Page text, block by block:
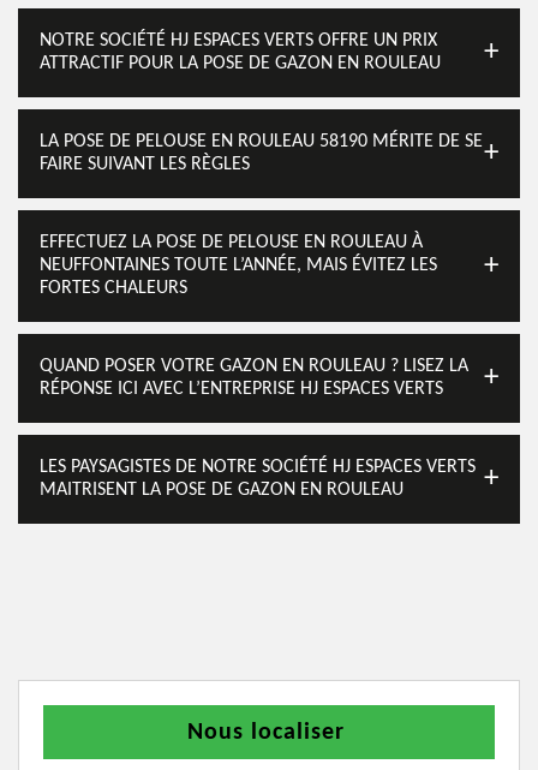
NOTRE SOCIÉTÉ HJ ESPACES VERTS OFFRE UN PRIX
ATTRACTIF POUR LA POSE DE GAZON EN ROULEAU
LA POSE DE PELOUSE EN ROULEAU 58190 MÉRITE DE SE
FAIRE SUIVANT LES RÈGLES
EFFECTUEZ LA POSE DE PELOUSE EN ROULEAU À
NEUFFONTAINES TOUTE L’ANNÉE, MAIS ÉVITEZ LES
FORTES CHALEURS
QUAND POSER VOTRE GAZON EN ROULEAU ? LISEZ LA
RÉPONSE ICI AVEC L’ENTREPRISE HJ ESPACES VERTS
LES PAYSAGISTES DE NOTRE SOCIÉTÉ HJ ESPACES VERTS
MAITRISENT LA POSE DE GAZON EN ROULEAU
Nous localiser